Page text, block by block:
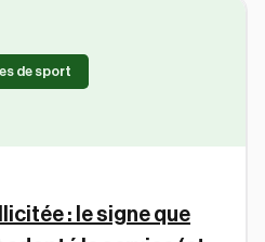
de sport
: le signe que